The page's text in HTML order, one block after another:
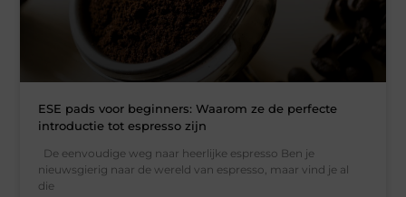
ESE pads voor beginners: Waarom ze de perfecte
introductie tot espresso zijn
De eenvoudige weg naar heerlijke espresso Ben je
nieuwsgierig naar de wereld van espresso, maar vind je al
die